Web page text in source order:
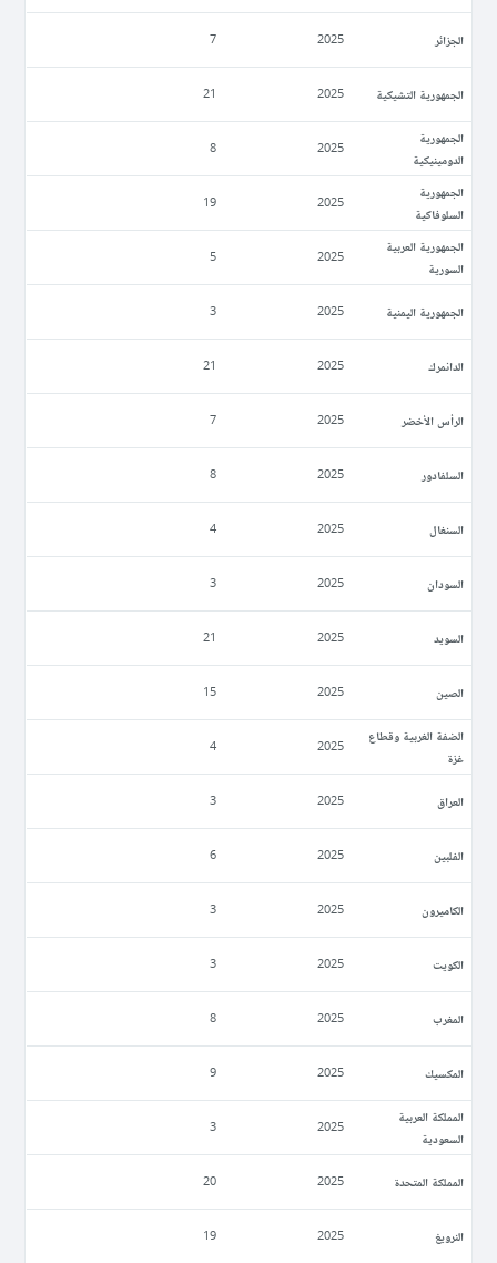
الجزائر 2025
7
الجمهورية التشيكية 2025
21
الجمهورية
الدومينيكية
2025
8
الجمهورية
السلوفاكية
2025
19
الجمهورية العربية
السورية
2025
5
الجمهورية اليمنية 2025
3
الدانمرك 2025
21
الرأس الأخضر 2025
7
السلفادور 2025
8
السنغال 2025
4
السودان 2025
3
السويد 2025
21
الصين 2025
15
الضفة الغربية وقطاع
غزة
2025
4
العراق 2025
3
الفلبين 2025
6
الكاميرون 2025
3
الكويت 2025
3
المغرب 2025
8
المكسيك 2025
9
المملكة العربية
السعودية
2025
3
المملكة المتحدة 2025
20
النرويغ 2025
19